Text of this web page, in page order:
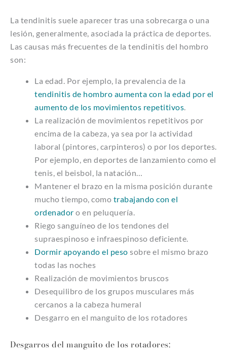
La tendinitis suele aparecer tras una sobrecarga o una
lesión, generalmente, asociada la práctica de deportes.
Las causas más frecuentes de la tendinitis del hombro
son:
La edad. Por ejemplo, la prevalencia de la
tendinitis de hombro aumenta con la edad por el
aumento de los movimientos repetitivos.
La realización de movimientos repetitivos por
encima de la cabeza, ya sea por la actividad
laboral (pintores, carpinteros) o por los deportes.
Por ejemplo, en deportes de lanzamiento como el
tenis, el beisbol, la natación…
Mantener el brazo en la misma posición durante
mucho tiempo, como trabajando con el
ordenador o en peluquería.
Riego sanguíneo de los tendones del
supraespinoso e infraespinoso deficiente.
Dormir apoyando el peso sobre el mismo brazo
todas las noches
Realización de movimientos bruscos
Desequilibro de los grupos musculares más
cercanos a la cabeza humeral
Desgarro en el manguito de los rotadores
Desgarros del manguito de los rotadores: